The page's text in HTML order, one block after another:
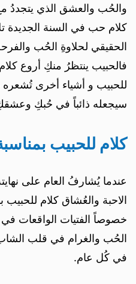
والحُب والعشق الذي يتجددُ
كلام حب في السنة الجديدة
الحقيقي لحلاوةِ الحُب
فالحبيب ينتظرُ منكِ أروع
للحبيب و أشياء أخرى تُشعره
سيجعله ذائباً في حُبكِ
كلام للحبيب
عندما يُشارفُ العام على
الاحبة والعُشاق كلام للحبيب
خصوصاً الفتيات الواقعات في
الحُب والغرام في قلب
في كُل عام.